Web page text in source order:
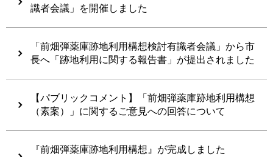
識者会議」を開催しました
「前畑弾薬庫跡地利用構想検討有識者会議」から市
長へ「跡地利用に関する報告書」が提出されました
【パブリックコメント】「前畑弾薬庫跡地利用構想
（素案）」に関するご意見への回答について
『前畑弾薬庫跡地利用構想』が完成しました